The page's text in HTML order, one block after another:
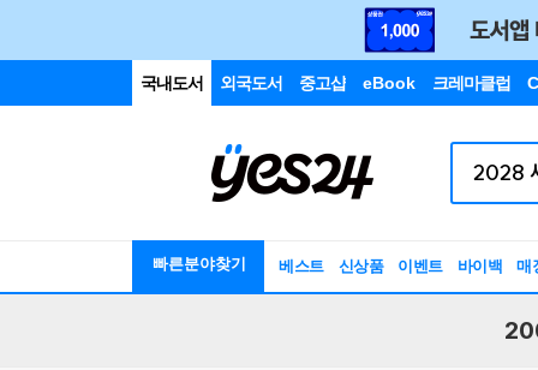
국내도서 외국도서 중고샵 eBook 크레마클럽
빠른분야찾기 베스트 신상품 이벤트 바이백 매